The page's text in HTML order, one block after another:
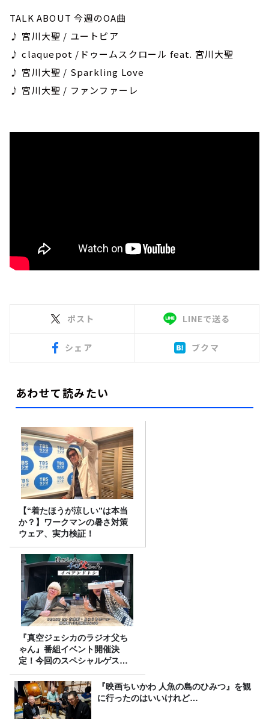
TALK ABOUT 今週のOA曲
♪ 宮川大聖 / ユートピア
♪ claquepot /ドゥームスクロール feat. 宮川大聖
♪ 宮川大聖 / Sparkling Love
♪ 宮川大聖 / ファンファーレ
ポスト LINEで送る
シェア ブクマ
あわせて読みたい
【“着たほうが涼しい”は本当
か？】ワークマンの暑さ対策
ウェア、実力検証！
『真空ジェシカのラジオ父ち
ゃん』番組イベント開催決
定！今回のスペシャルゲスト
は、タカアンドトシ！
『映画ちいかわ 人魚の島のひみつ』を観
に行ったのはいいけれど…